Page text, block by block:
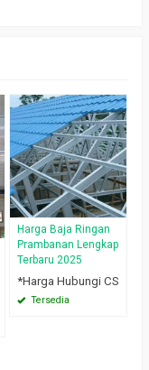
Harga Baja Ringan
Prambanan Lengkap
Terbaru 2025
*Harga Hubungi CS
Tersedia